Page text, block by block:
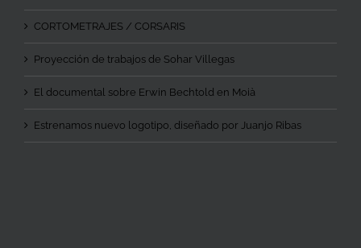
CORTOMETRAJES / CORSARIS
Proyección de trabajos de Sohar Villegas
El documental sobre Erwin Bechtold en Moià
Estrenamos nuevo logotipo, diseñado por Juanjo Ribas